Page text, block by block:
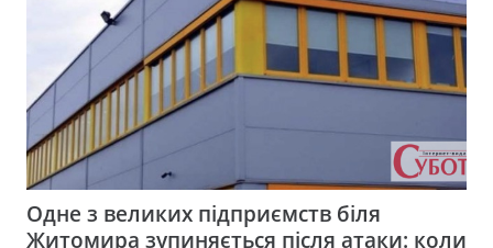
Одне з великих підприємств біля
Житомира зупиняється після атаки: коли